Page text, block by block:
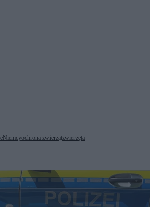
Niemcyochrona zwierzątzwierzęta